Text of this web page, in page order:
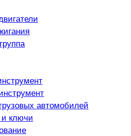
автомобилей
ключи